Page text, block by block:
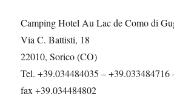
Camping Hotel Au Lac de Como di
Via C. Battisti, 18
22010, Sorico (CO)
Tel. +39.034484035 – +39.033484716
fax +39.034484802